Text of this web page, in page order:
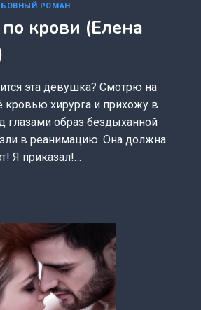
РОМАН
крови (Елена
эта девушка? Смотрю на
кровью хирурга и прихожу в
глазами образ бездыханной
в реанимацию. Она должна
Я приказал!…